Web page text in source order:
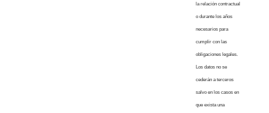
la relación contractual
o durante los años
necesarios para
cumplir con las
obligaciones legales.
Los datos no se
cederán a terceros
salvo en los casos en
que exista una